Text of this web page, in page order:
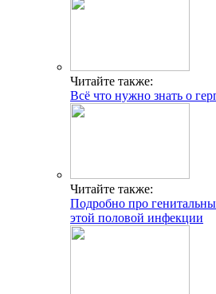
Читайте также:
Всё что нужно знать о
Читайте также:
Подробно про
этой половой инфекции